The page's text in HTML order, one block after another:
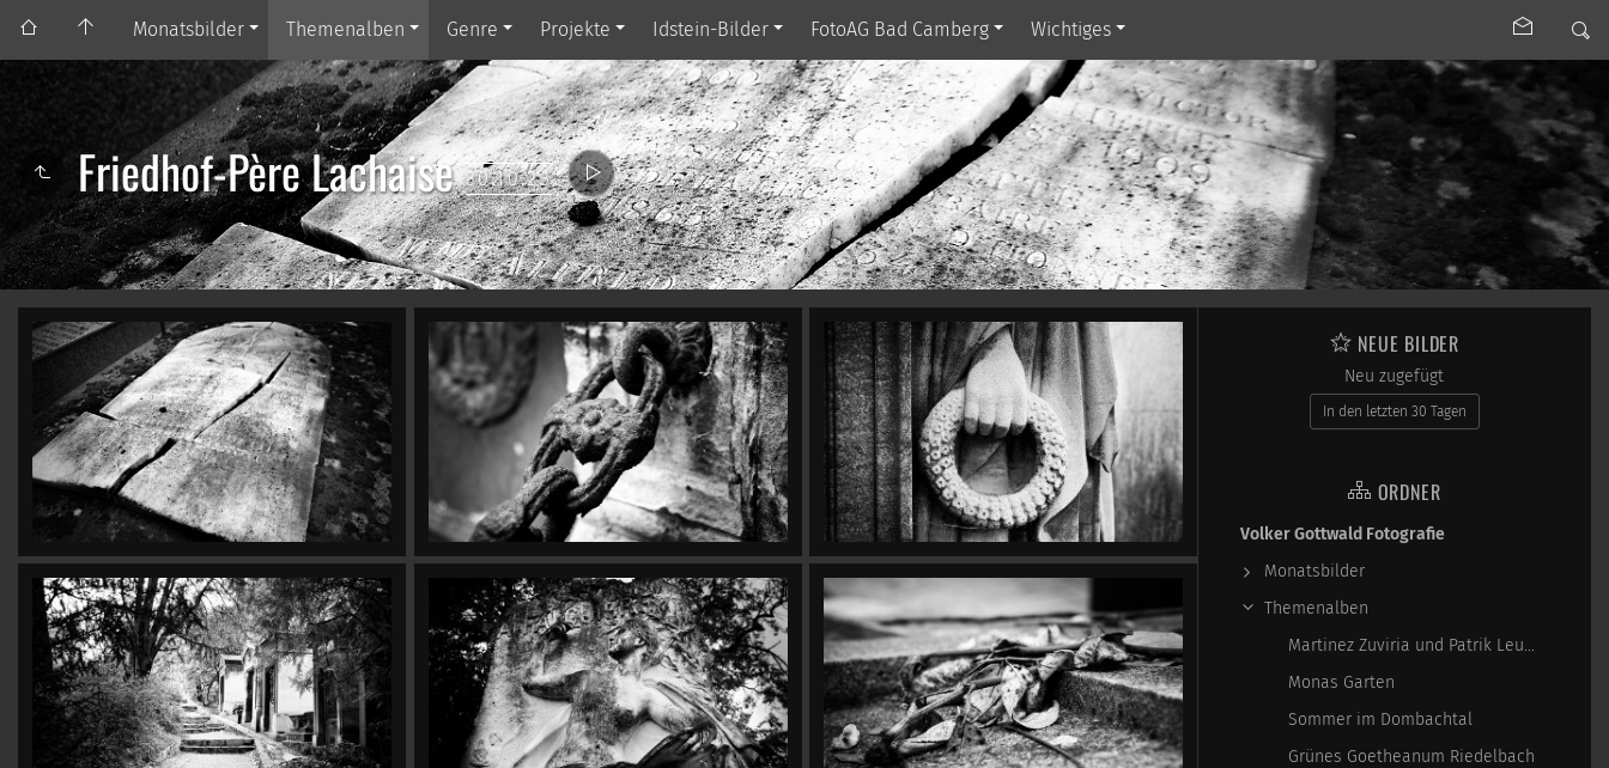
Monatsbilder Themenalben Genre Projekte Idstein-Bilder FotoAG Bad Camberg Wichtiges
Friedhof-Père Lachaise 30.10.23
NEUE BILDER
Neu zugefügt
In den letzten 30 Tagen
ORDNER
Volker Gottwald Fotografie
Monatsbilder
Themenalben
Martinez Zuviria und Patrik Leuschner
Monas Garten
Sommer im Dombachtal
Grünes Goetheanum Riedelbach